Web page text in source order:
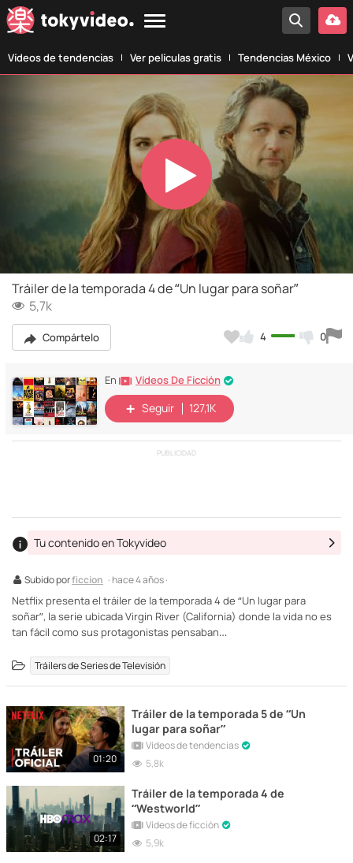
Vídeos de tendencias Ver películas gratis Tendencias México
Play
Video
Tráiler de la temporada 4 de “Un lugar para soñar”
5,7k
Compártelo 4 0
En Vídeos De Ficción
Seguir 127,1K
PUBLICIDAD
Subido porficcion · hace 4 años ·
Tu contenido en Tokyvideo
Netflix presenta el tráiler de la temporada 4 de “Un lugar para
soñar”, la serie ubicada Virgin River (California) donde la vida no es
tan fácil como sus protagonistas pensaban…
Tráilers de Series de Televisión
01:20
Tráiler de la temporada 5 de “Un
lugar para soñar”
Vídeos de tendencias
5,8k
02:17
Tráiler de la temporada 4 de
“Westworld”
Vídeos de ficción
5,9k